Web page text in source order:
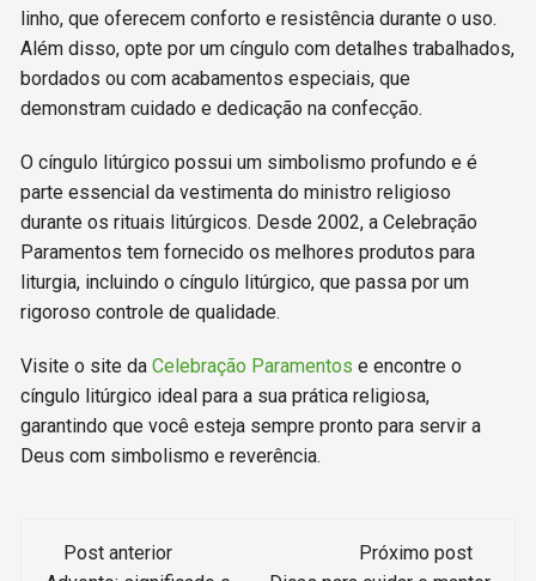
linho, que oferecem conforto e resistência durante o uso.
Além disso, opte por um cíngulo com detalhes trabalhados,
bordados ou com acabamentos especiais, que
demonstram cuidado e dedicação na confecção.
O cíngulo litúrgico possui um simbolismo profundo e é
parte essencial da vestimenta do ministro religioso
durante os rituais litúrgicos. Desde 2002, a Celebração
Paramentos tem fornecido os melhores produtos para
liturgia, incluindo o cíngulo litúrgico, que passa por um
rigoroso controle de qualidade.
Visite o site daCelebração Paramentos e encontre o
cíngulo litúrgico ideal para a sua prática religiosa,
garantindo que você esteja sempre pronto para servir a
Deus com simbolismo e reverência.
Navegação
Post anterior
Próximo post